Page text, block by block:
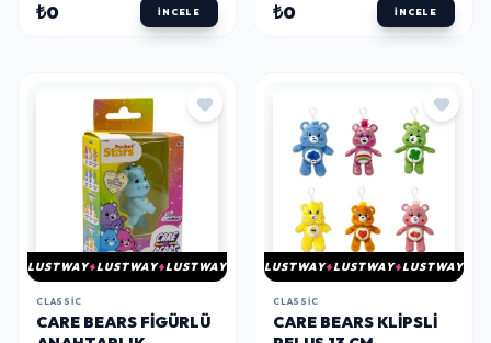
₺0 İNCELE ₺0 İNCELE
LUSTWAY LUSTWAY LUSTWAY
CLASSIC
CARE BEARS FIGÜRLÜ
LUSTWAY LUSTWAY LUSTWAY
CLASSIC
CARE BEARS KLIPSLI